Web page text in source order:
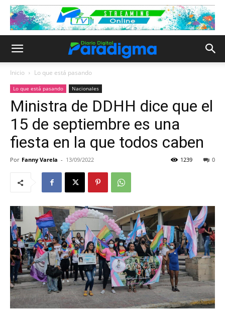
Inicio Lo que está pasando
Lo que está pasando Nacionales
Ministra de DDHH dice que el
15 de septiembre es una
fiesta en la que todos caben
Por Fanny Varela - 13/09/2022 0
1239